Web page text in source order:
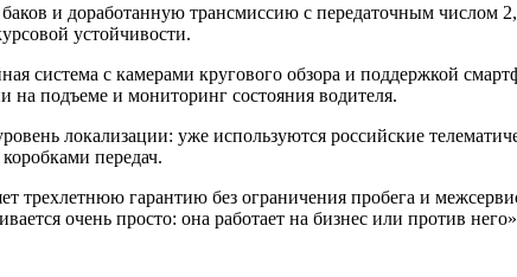
и доработанную трансмиссию с передаточным числом
устойчивости.
система с камерами кругового обзора и поддержкой
подъеме и мониторинг состояния водителя.
локализации: уже используются российские
передач.
трехлетнюю гарантию без ограничения пробега и
очень просто: она работает на бизнес или против